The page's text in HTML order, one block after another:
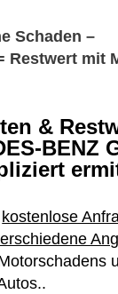
Schaden –
Restwert mit
&
BENZ
kostenlose